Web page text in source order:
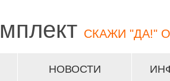
СКАЖИ "ДА!"
НОВОСТИ